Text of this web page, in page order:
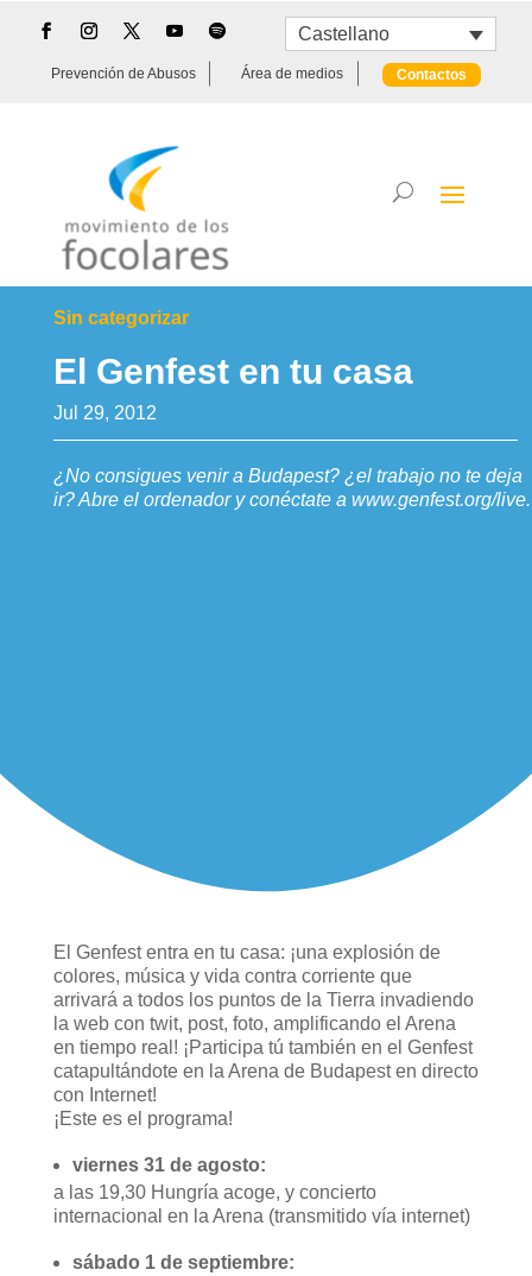
Castellano
Prevención de Abusos Área de medios Contactos
Sin categorizar
El Genfest en tu casa
Jul 29, 2012
¿No consigues venir a Budapest? ¿el trabajo no te deja
ir? Abre el ordenador y conéctate a www.genfest.org/live.
El Genfest entra en tu casa: ¡una explosión de
colores, música y vida contra corriente que
arrivará a todos los puntos de la Tierra invadiendo
la web con twit, post, foto, amplificando el Arena
en tiempo real! ¡Participa tú también en el Genfest
catapultándote en la Arena de Budapest en directo
con Internet!
¡Este es el programa!
viernes 31 de agosto:
a las 19,30 Hungría acoge, y concierto
internacional en la Arena (transmitido vía internet)
sábado 1 de septiembre: